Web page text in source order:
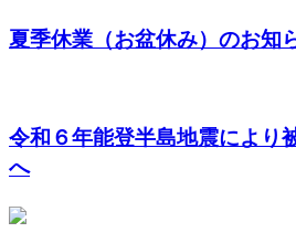
夏季休業（お盆休み）のお知
令和６年能登半島地震により
へ